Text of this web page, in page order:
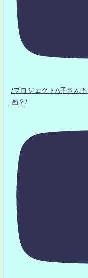
/プロジェクトA子さん
画？/